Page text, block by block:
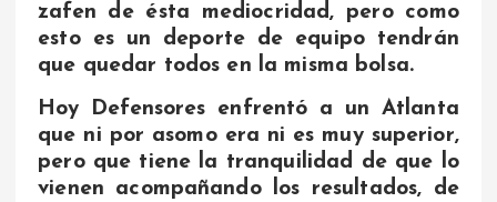
zafen de ésta mediocridad, pero como
esto es un deporte de equipo tendrán
que quedar todos en la misma bolsa.
Hoy Defensores enfrentó a un Atlanta
que ni por asomo era ni es muy superior,
pero que tiene la tranquilidad de que lo
vienen acompañando los resultados, de